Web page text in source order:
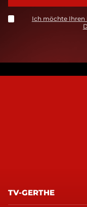
Ich möchte Ihren
TV-GERTHE